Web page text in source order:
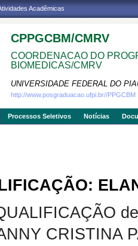
Acadêmicas
CPPGCBM/CMRV
COORDENACAO DO
BIOMEDICAS/CMRV
UNIVERSIDADE FEDERAL DO
http://www.posgraduacao.ufpi.br//PPGCBM
Processos Seletivos Notícias
CRISTINA